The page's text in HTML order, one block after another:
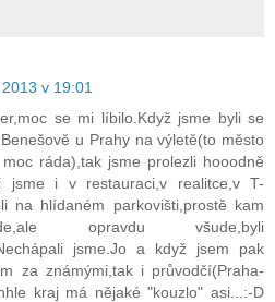
v 19:01
se mi líbilo.Když jsme byli se
u Prahy na výletě(to město
ráda),tak jsme prolezli hooodně
jsme i v restauraci,v realitce,v T-
na hlídaném parkovišti,prostě kam
opravdu všude,byli
jsme.Jo a když jsem pak
za známými,tak i průvodčí(Praha-
kraj má nějaké "kouzlo" asi...:-D